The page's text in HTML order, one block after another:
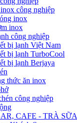
công nghiệp
inox
inox
công nghiệp
bị lạnh Việt Nam
bị lạnh TurboCool
bị lạnh Berjaya
thức ăn inox
công nghiệp
CAFE - TRÀ SỮA